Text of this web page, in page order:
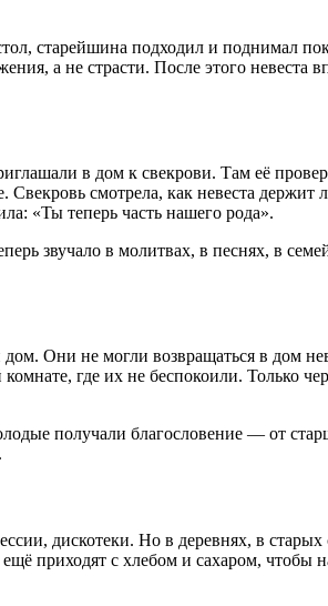
старейшина подходил и поднимал
а не страсти. После этого невеста
в дом к свекрови. Там её
смотрела, как невеста
«Ты теперь часть нашего рода».
звучало в молитвах, в песнях, в
Они не могли возвращаться в дом
где их не беспокоили. Только
получали благословение — от
дискотеки. Но в деревнях, в старых
с хлебом и сахаром, чтобы